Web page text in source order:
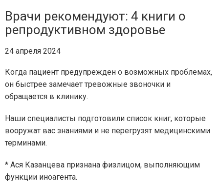
Врачи рекомендуют: 4 книги о
репродуктивном здоровье
24 апреля 2024
Когда пациент предупрежден о возможных проблемах,
он быстрее замечает тревожные звоночки и
обращается в клинику.
Наши специалисты подготовили список книг, которые
вооружат вас знаниями и не перегрузят медицинскими
терминами.
* Ася Казанцева признана физлицом, выполняющим
функции иноагента.